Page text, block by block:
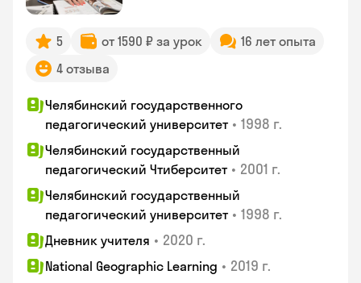
5 от 1590 ₽ за урок
16 лет опыта
4 отзыва
Челябинский государственного
педагогический университет • 1998 г.
Челябинский государственный
педагогический Чтиберситет • 2001 г.
Челябинский государственный
педагогический университет • 1998 г.
Дневник учителя • 2020 г.
National Geographic Learning • 2019 г.